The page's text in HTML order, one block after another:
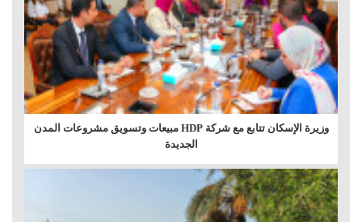
وزيرة الإسكان تتابع مع شركة HDP مبيعات وتسويق مشروعات المدن
الجديدة